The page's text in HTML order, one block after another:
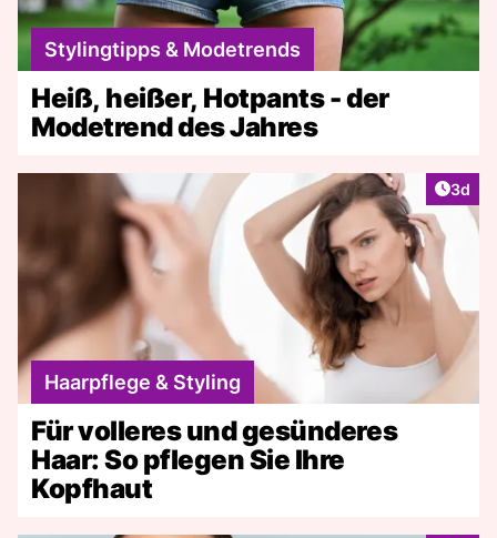
Stylingtipps & Modetrends
Heiß, heißer, Hotpants - der
Modetrend des Jahres
3d
Haarpflege & Styling
Für volleres und gesünderes
Haar: So pflegen Sie Ihre
Kopfhaut